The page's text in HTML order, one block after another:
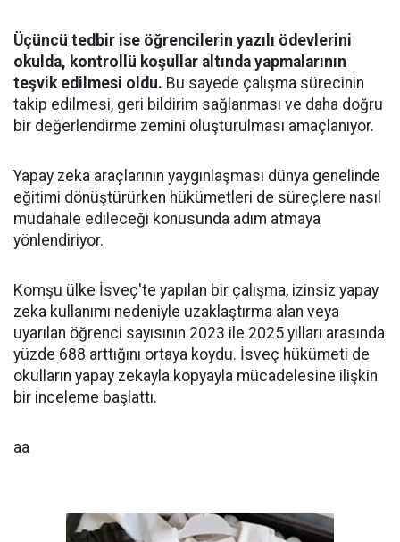
Üçüncü tedbir ise öğrencilerin yazılı ödevlerini
okulda, kontrollü koşullar altında yapmalarının
teşvik edilmesi oldu. Bu sayede çalışma sürecinin
takip edilmesi, geri bildirim sağlanması ve daha doğru
bir değerlendirme zemini oluşturulması amaçlanıyor.
Yapay zeka araçlarının yaygınlaşması dünya genelinde
eğitimi dönüştürürken hükümetleri de süreçlere nasıl
müdahale edileceği konusunda adım atmaya
yönlendiriyor.
Komşu ülke İsveç'te yapılan bir çalışma, izinsiz yapay
zeka kullanımı nedeniyle uzaklaştırma alan veya
uyarılan öğrenci sayısının 2023 ile 2025 yılları arasında
yüzde 688 arttığını ortaya koydu. İsveç hükümeti de
okulların yapay zekayla kopyayla mücadelesine ilişkin
bir inceleme başlattı.
aa